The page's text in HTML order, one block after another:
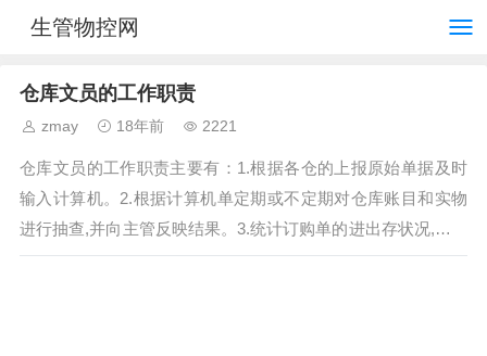
生管物控网
仓库文员的工作职责
zmay 18年前 2221
仓库文员的工作职责主要有：1.根据各仓的上报原始单据及时
输入计算机。2.根据计算机单定期或不定期对仓库账目和实物
进行抽查,并向主管反映结果。3.统计订购单的进出存状况,打印
计算机汇总表。4.向会计部门...